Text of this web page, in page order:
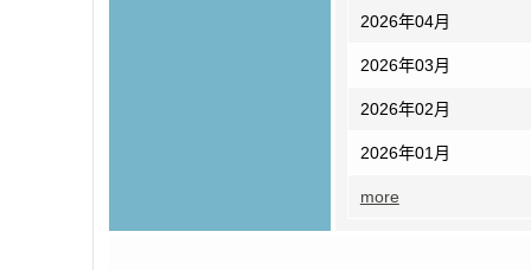
2026年04月
2026年03月
2026年02月
2026年01月
more